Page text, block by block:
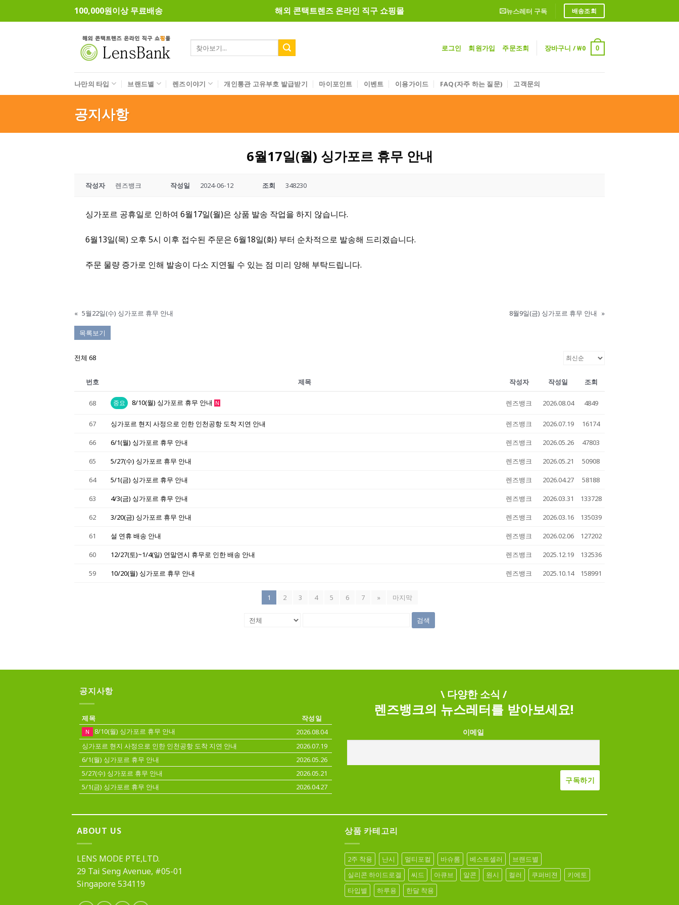
100,000원이상 무료배송 해외 콘택트렌즈 온라인 직구 쇼핑몰 뉴스레터 구독 배송조회
색:
로그인 회원가입 주문조회 장바구니 /₩0 0
나만의 타입 브랜드별 렌즈이야기 개인통관 고유부호 발급받기 마이포인트 이벤트 이용가이드 FAQ(자주 하는 질문) 고객문의
공지사항
6월17일(월) 싱가포르 휴무 안내
작성자 렌즈뱅크 작성일 2024-06-12 조회 348230
싱가포르 공휴일로 인하여 6월17일(월)은 상품 발송 작업을 하지 않습니다.
6월13일(목) 오후 5시 이후 접수된 주문은 6월18일(화) 부터 순차적으로 발송해 드리겠습니다.
주문 물량 증가로 인해 발송이 다소 지연될 수 있는 점 미리 양해 부탁드립니다.
« 5월22일(수) 싱가포르 휴무 안내 8월9일(금) 싱가포르 휴무 안내 »
목록보기
전체 68
번호 제목 작성자 작성일 조회
68 중요 8/10(월) 싱가포르 휴무 안내 N 렌즈뱅크 2026.08.04 4849
67 싱가포르 현지 사정으로 인한 인천공항 도착 지연 안내 렌즈뱅크 2026.07.19 16174
66 6/1(월) 싱가포르 휴무 안내 렌즈뱅크 2026.05.26 47803
65 5/27(수) 싱가포르 휴무 안내 렌즈뱅크 2026.05.21 50908
64 5/1(금) 싱가포르 휴무 안내 렌즈뱅크 2026.04.27 58188
63 4/3(금) 싱가포르 휴무 안내 렌즈뱅크 2026.03.31 133728
62 3/20(금) 싱가포르 휴무 안내 렌즈뱅크 2026.03.16 135039
61 설 연휴 배송 안내 렌즈뱅크 2026.02.06 127202
60 12/27(토)~1/4(일) 연말연시 휴무로 인한 배송 안내 렌즈뱅크 2025.12.19 132536
59 10/20(월) 싱가포르 휴무 안내 렌즈뱅크 2025.10.14 158991
1 2 3 4 5 6 7 » 마지막
검색
공지사항
제목 작성일
N 8/10(월) 싱가포르 휴무 안내
2026.08.04
싱가포르 현지 사정으로 인한 인천공항 도착 지연 안내
2026.07.19
6/1(월) 싱가포르 휴무 안내
2026.05.26
5/27(수) 싱가포르 휴무 안내
2026.05.21
5/1(금) 싱가포르 휴무 안내
2026.04.27
\ 다양한 소식 /
렌즈뱅크의 뉴스레터를 받아보세요!
이메일
ABOUT US
LENS MODE PTE,LTD.
29 Tai Seng Avenue, #05-01
Singapore 534119
상품 카테고리
2주 착용 난시 멀티포컬 바슈롬 베스트셀러
브랜드별
실리콘 하이드로겔
씨드 아큐브 알콘 원시 컬러 쿠퍼비젼
키에토
타입별
하루용 한달 착용